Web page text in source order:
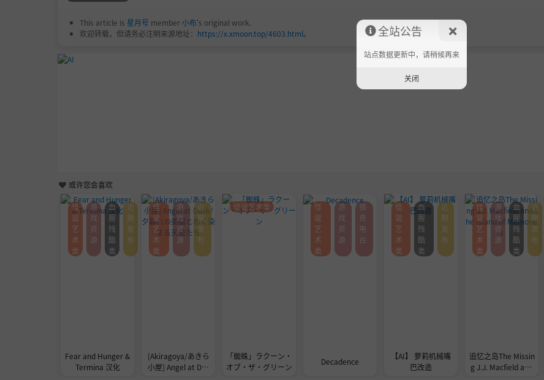
This article is 星月号 member小布's original work.
欢迎转载，但请务必注明来源地址： https://x.xmoon.top/4603.html。
或许您会喜欢
Fear and Hunger &
Termina 汉化
怪
诞
艺
术
类
游
戏
资
源
血
腥
残
酷
类
近
期
发
布
[Akiragoya/あきら
小屋] Angel at Dus
怪
诞
艺
术
类
游
戏
资
源
近
期
发
布
「蜘蛛」ラクーン・
オブ・ザ・グリーン
怪诞艺术类
Decadence
怪
诞
艺
术
类
游
戏
资
源
猎
奇
电
台
【AI】 萝莉机械嘴
巴改造
怪
诞
艺
术
类
血
腥
残
酷
类
近
期
发
布
追忆之岛The Missin
g J.J. Macfield and
怪
诞
艺
术
类
游
戏
资
源
血
腥
残
酷
类
近
期
发
布
全站公告
站点数据更新中，请稍候再来
关闭